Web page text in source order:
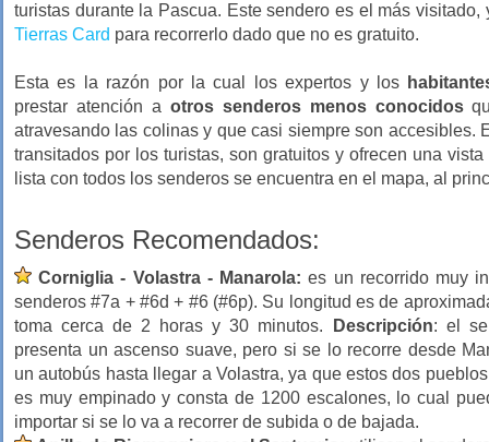
turistas durante la Pascua. Este sendero es el más
Tierras Card para recorrerlo dado que no es gratuito.
Esta es la razón por la cual los expertos y los
prestar atención a otros senderos menos conocidos
atravesando las colinas y que casi siempre son accesibles.
transitados por los turistas, son gratuitos y ofrecen una
lista con todos los senderos se encuentra en el mapa, al
Senderos Recomendados:
Corniglia - Volastra - Manarola: es un recorrido muy
senderos #7a + #6d + #6 (#6p). Su longitud es de
toma cerca de 2 horas y 30 minutos.
Descripción: el
presenta un ascenso suave, pero si se lo recorre desde
un autobús hasta llegar a Volastra, ya que estos dos
es muy empinado y consta de 1200 escalones, lo cual
importar si se lo va a recorrer de subida o de bajada.